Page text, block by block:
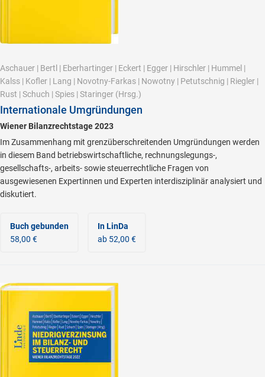
Aschauer | Bertl | Eberhartinger | Eckert | Egger | Hirschler | Hummel |
Kalss | Kofler | Lang | Novotny-Farkas | Nowotny | Petutschnig | Riegler |
Rust | Schuch | Spies | Staringer (Hrsg.)
Internationale Umgründungen
Wiener Bilanzrechtstage 2023
Im Zusammenhang mit grenzüberschreitenden Umgründungen werden
in diesem Band betriebswirtschaftliche, rechnungslegungs-,
gesellschafts-, arbeits- sowie steuerrechtliche Fragen von
ausgewiesenen Expertinnen und Experten interdisziplinär analysiert und
diskutiert.
Buch gebunden
58,00 €
In LinDa
ab 52,00 €